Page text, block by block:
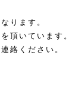
ります。
頂いています。
絡ください。